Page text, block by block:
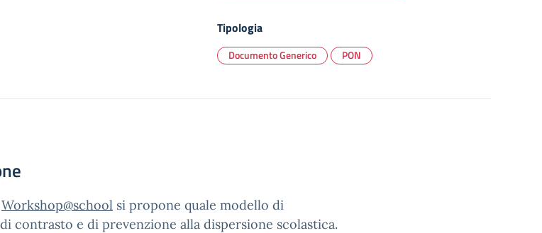
Tipologia
Documento Generico PON
Workshop@school si propone quale modello di
contrasto e di prevenzione alla dispersione scolastica.